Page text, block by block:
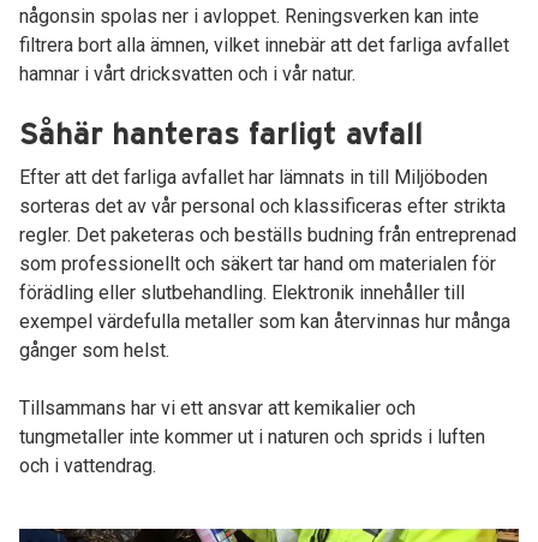
någonsin spolas ner i avloppet. Reningsverken kan inte
filtrera bort alla ämnen, vilket innebär att det farliga avfallet
hamnar i vårt dricksvatten och i vår natur.
Såhär hanteras farligt avfall
Efter att det farliga avfallet har lämnats in till Miljöboden
sorteras det av vår personal och klassificeras efter strikta
regler. Det paketeras och beställs budning från entreprenad
som professionellt och säkert tar hand om materialen för
förädling eller slutbehandling. Elektronik innehåller till
exempel värdefulla metaller som kan återvinnas hur många
gånger som helst.
Tillsammans har vi ett ansvar att kemikalier och
tungmetaller inte kommer ut i naturen och sprids i luften
och i vattendrag.